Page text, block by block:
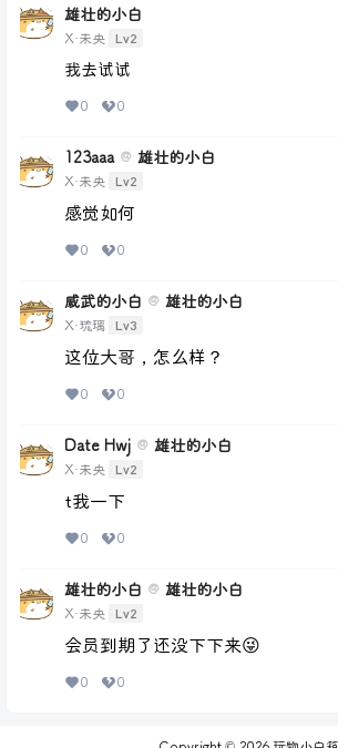
雄壮的小白
X·未央 Lv2
我去试试
0 0
123aaa @ 雄壮的小白
X·未央 Lv2
感觉如何
0 0
威武的小白 @ 雄壮的小白
X·琉璃 Lv3
这位大哥，怎么样？
0 0
Date Hwj @ 雄壮的小白
X·未央 Lv2
t我一下
0 0
雄壮的小白 @ 雄壮的小白
X·未央 Lv2
会员到期了还没下下来😜
0 0